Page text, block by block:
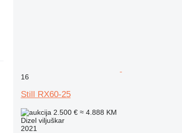
16
Still RX60-25
2.500 € ≈ 4.888 KM
Dizel viljuškar
2021